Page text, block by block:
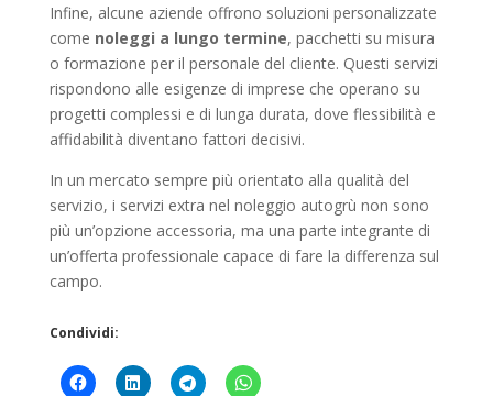
Infine, alcune aziende offrono soluzioni personalizzate
come noleggi a lungo termine, pacchetti su misura
o formazione per il personale del cliente. Questi servizi
rispondono alle esigenze di imprese che operano su
progetti complessi e di lunga durata, dove flessibilità e
affidabilità diventano fattori decisivi.
In un mercato sempre più orientato alla qualità del
servizio, i servizi extra nel noleggio autogrù non sono
più un’opzione accessoria, ma una parte integrante di
un’offerta professionale capace di fare la differenza sul
campo.
Condividi: